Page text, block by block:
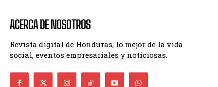
ACERCA DE NOSOTROS
Revista digital de Honduras, lo mejor de la vida
social, eventos empresariales y noticiosas.